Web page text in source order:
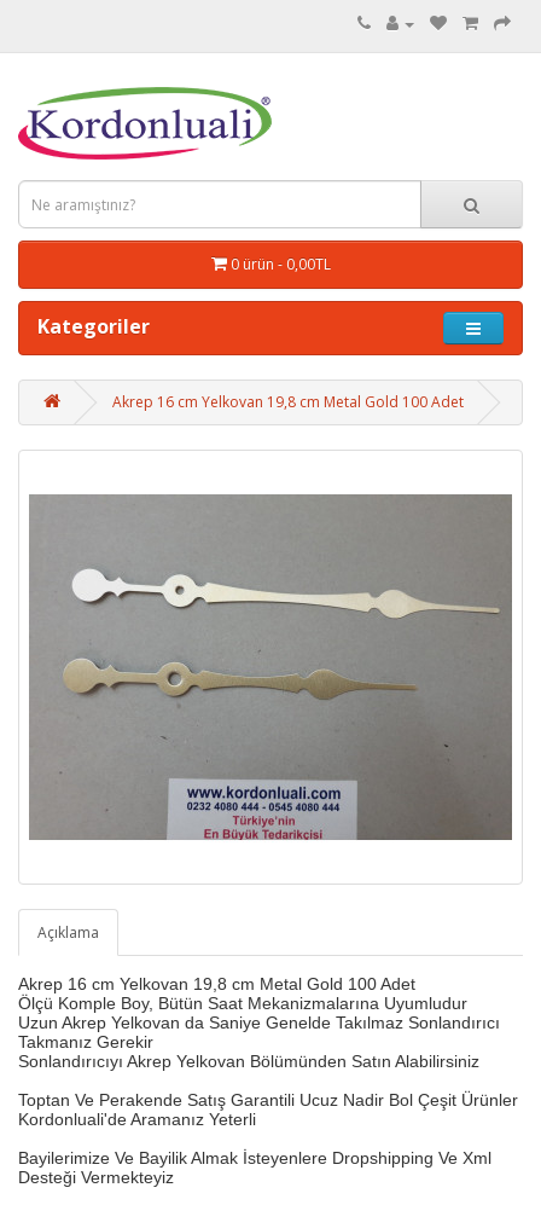
0 ürün - 0,00TL
Kategoriler
Akrep 16 cm Yelkovan 19,8 cm Metal Gold 100 Adet
Açıklama
Akrep 16 cm Yelkovan 19,8 cm Metal Gold 100 Adet
Ölçü Komple Boy, Bütün Saat Mekanizmalarına Uyumludur
Uzun Akrep Yelkovan da Saniye Genelde Takılmaz Sonlandırıcı
Takmanız Gerekir
Sonlandırıcıyı Akrep Yelkovan Bölümünden Satın Alabilirsiniz
Toptan Ve Perakende Satış Garantili Ucuz Nadir Bol Çeşit Ürünler
Kordonluali'de Aramanız Yeterli
Bayilerimize Ve Bayilik Almak İsteyenlere Dropshipping Ve Xml
Desteği Vermekteyiz